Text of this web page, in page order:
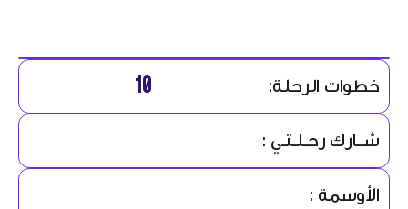
خطوات الرحلة: 10
شــارك رحـلـتـي :
الأوسمة :